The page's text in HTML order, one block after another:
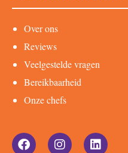
Over ons
Reviews
Veelgestelde vragen
Bereikbaarheid
Onze chefs